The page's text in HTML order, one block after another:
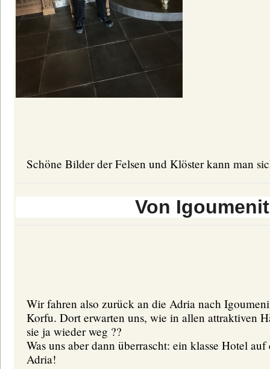
Schöne Bilder der Felsen und Klöster kann man
Von
Wir fahren also zurück an die Adria nach
Korfu. Dort erwarten uns, wie in allen attraktiven
sie ja wieder weg ??
Was uns aber dann überrascht: ein klasse Hotel
Adria!